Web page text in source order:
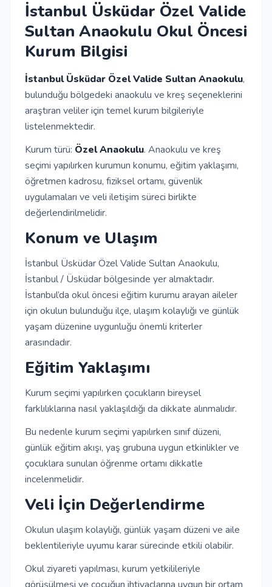
Giriş Yap
Kayıt Ol
Okul Ekle
İstanbul Üsküdar Özel Valide
Sultan Anaokulu Okul Öncesi
Kurum Bilgisi
İstanbul Üsküdar Özel Valide Sultan Anaokulu,
bulunduğu bölgedeki anaokulu ve kreş seçeneklerini
araştıran veliler için temel kurum bilgileriyle
listelenmektedir.
Kurum türü: Özel Anaokulu. Anaokulu ve kreş
seçimi yapılırken kurumun konumu, eğitim yaklaşımı,
öğretmen kadrosu, fiziksel ortamı, güvenlik
uygulamaları ve veli iletişim süreci birlikte
değerlendirilmelidir.
Konum ve Ulaşım
İstanbul Üsküdar Özel Valide Sultan Anaokulu,
İstanbul / Üsküdar bölgesinde yer almaktadır.
İstanbul’da okul öncesi eğitim kurumu arayan aileler
için okulun bulunduğu ilçe, ulaşım kolaylığı ve günlük
yaşam düzenine uygunluğu önemli kriterler
arasındadır.
Eğitim Yaklaşımı
Kurum seçimi yapılırken çocukların bireysel
farklılıklarına nasıl yaklaşıldığı da dikkate alınmalıdır.
Bu nedenle kurum seçimi yapılırken sınıf düzeni,
günlük eğitim akışı, yaş grubuna uygun etkinlikler ve
çocuklara sunulan öğrenme ortamı dikkatle
incelenmelidir.
Veli İçin Değerlendirme
Okulun ulaşım kolaylığı, günlük yaşam düzeni ve aile
beklentileriyle uyumu karar sürecinde etkili olabilir.
Okul ziyareti yapılması, kurum yetkilileriyle